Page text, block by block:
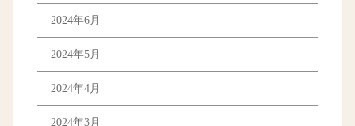
2024年6月
2024年5月
2024年4月
2024年3月